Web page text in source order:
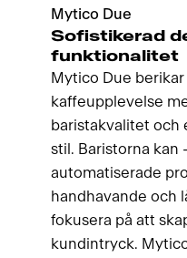
Mytico Due
Sofistikerad
funktionalitet
Mytico Due
kaffeupplevelse
baristakvalitet och
stil. Baristorna kan
automatiserade
handhavande och
fokusera på att
kundintryck.